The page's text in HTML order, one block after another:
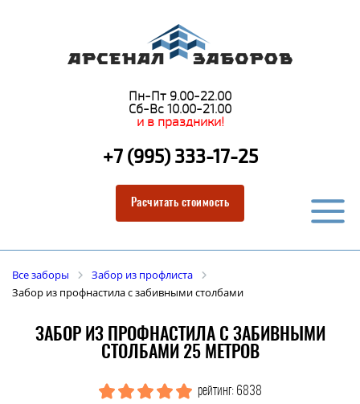
Пн-Пт 9.00-22.00
Сб-Вс 10.00-21.00
и в праздники!
+7 (995) 333-17-25
Расчитать стоимость
Все заборы
Забор из профлиста
Забор из профнастила с забивными столбами
ЗАБОР ИЗ ПРОФНАСТИЛА С ЗАБИВНЫМИ
СТОЛБАМИ 25 МЕТРОВ
рейтинг: 6838